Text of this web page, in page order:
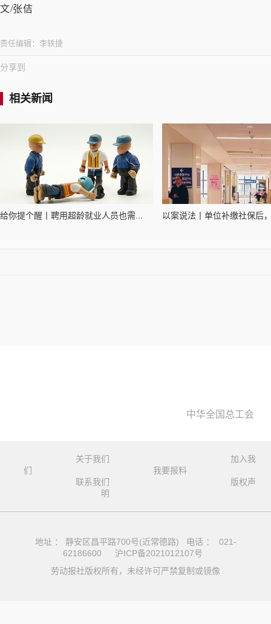
文/张佶
责任编辑： 李轶捷
分享到
相关新闻
给你提个醒丨聘用超龄就业人员也需... 以案说法丨单位补缴社保后
中华全国总工会
关于我们
加入我
们
我要报料
联系我们
版权声
明
地址 ： 静安区昌平路700号(近常德路) 电话 ： 021-
62186600
沪ICP备2021012107号
劳动报社版权所有，未经许可严禁复制或镜像